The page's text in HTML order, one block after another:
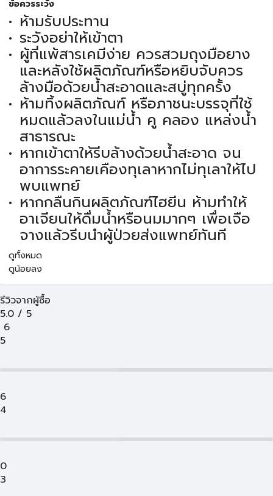
ข้อควรระวัง
ห้ามรับประทาน
ระวังอย่าให้เข้าตา
ผู้ที่แพ้สารเคมีง่าย ควรสวมถุงมือยาง
และหลังใช้ผลิตภัณฑ์หรือหยิบจับควร
ล้างมือด้วยน้ำสะอาดและสบู่ทุกครั้ง
ห้ามทิ้งผลิตภัณฑ์ หรือภาชนะบรรจุที่ใช้
หมดแล้วลงในแม่น้ำ คู คลอง แหล่งน้ำ
สาธารณะ
หากเข้าตาให้รีบล้างด้วยน้ำสะอาด จน
อาการระคายเคืองทุเลาหากไม่ทุเลาให้ไป
พบแพทย์
หากกลืนกินผลิตภัณฑ์ไฮยีน ห้ามทำให้
อาเจียนให้ดื่มน้ำหรือนมมากๆ เพื่อเจือ
จางแล้วรีบนำผู้ป่วยส่งแพทย์ทันที
ดูทั้งหมด
ดูน้อยลง
รีวิวจากผู้ซื้อ
5.0 / 5
6
5
6
4
0
3